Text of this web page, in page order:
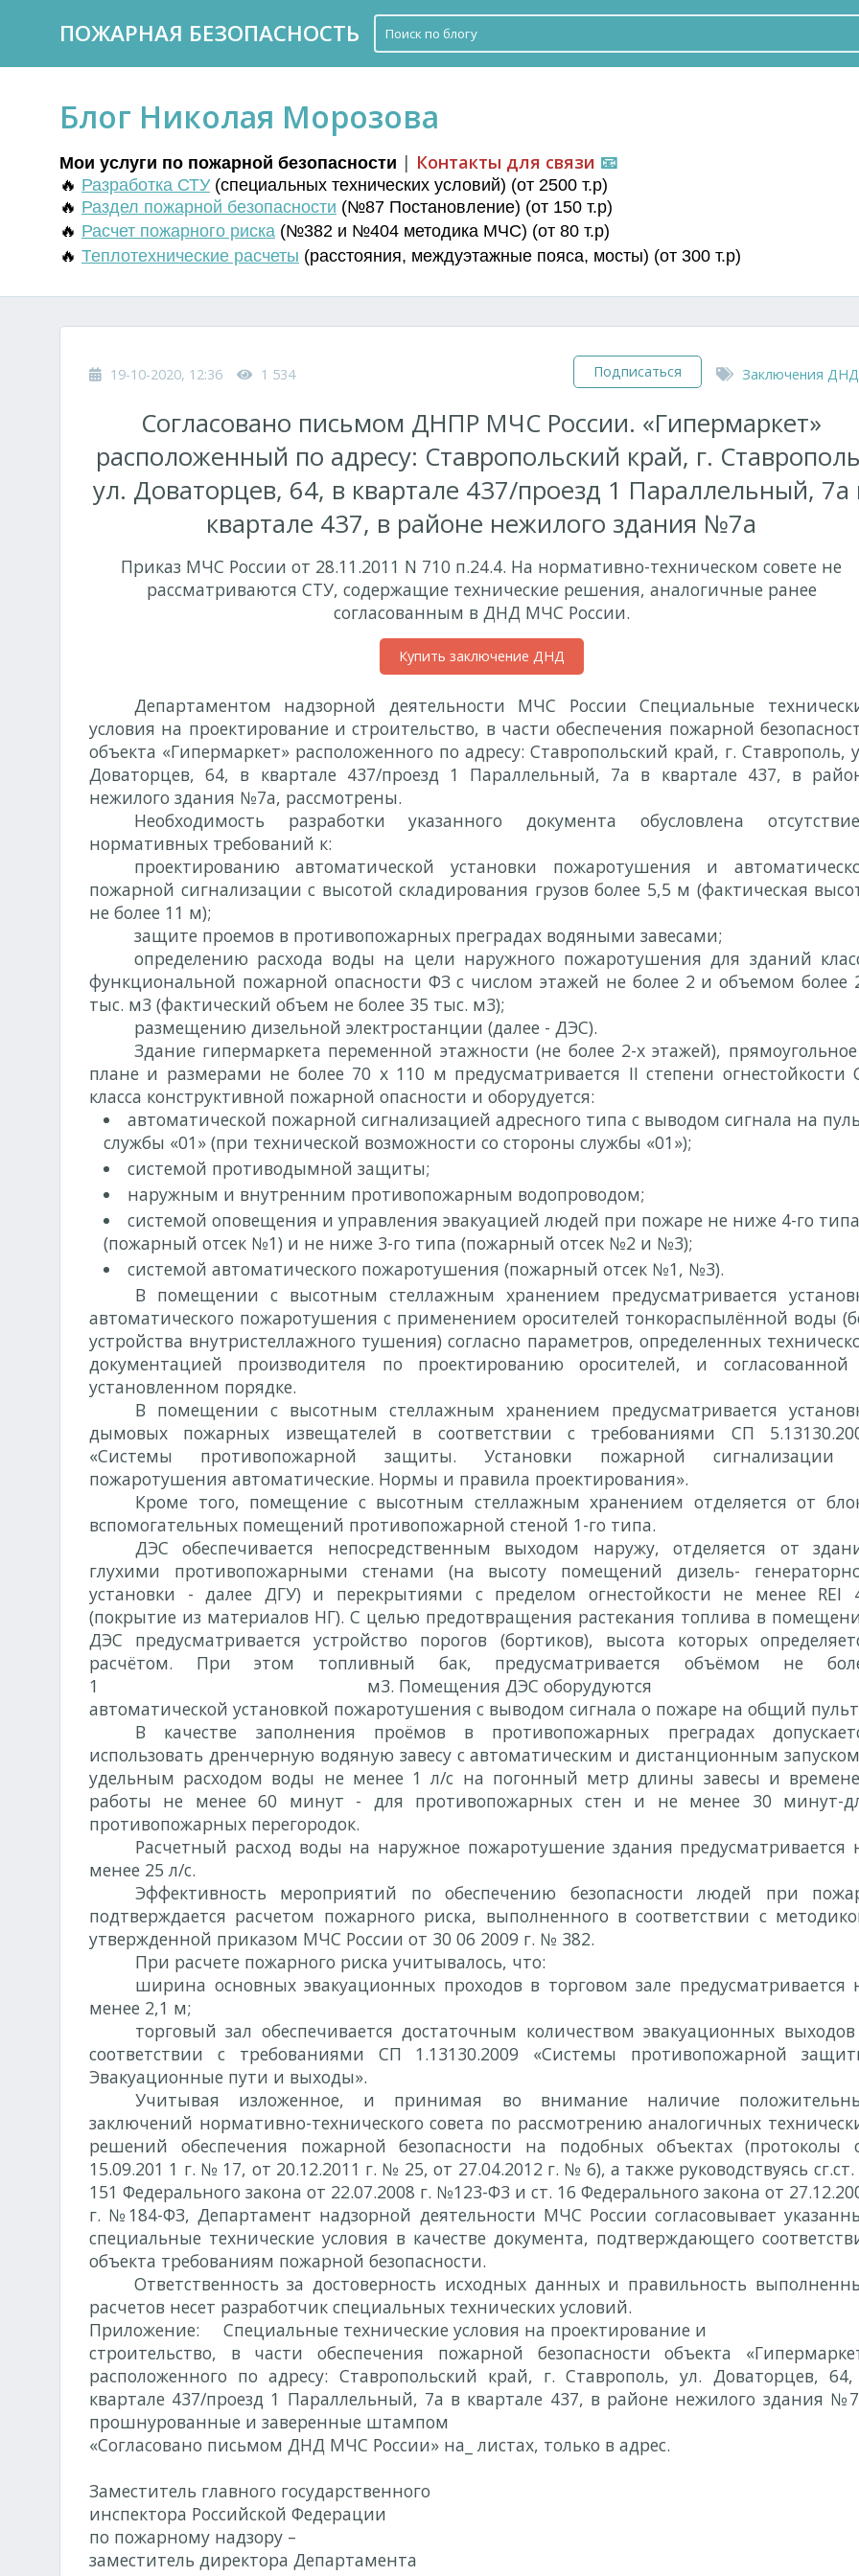
ПОЖАРНАЯ БЕЗОПАСНОСТЬ
Блог Николая Морозова
Мои услуги по пожарной безопасности | Контакты для связи 📧
🔥 Разработка СТУ (специальных технических условий) (от 2500 т.р)
🔥 Раздел пожарной безопасности (№87 Постановление) (от 150 т.р)
🔥 Расчет пожарного риска (№382 и №404 методика МЧС) (от 80 т.р)
🔥 Теплотехнические расчеты (расстояния, междуэтажные пояса, мосты) (от 300 т.р)
19-10-2020, 12:36 1 534 Подписаться Заключения ДНД
Согласовано письмом ДНПР МЧС России. «Гипермаркет»
расположенный по адресу: Ставропольский край, г.
ул. Доваторцев, 64, в квартале 437/проезд 1 Параллельный, 7а
квартале 437, в районе нежилого здания №7а
Приказ МЧС России от 28.11.2011 N 710 п.24.4. На нормативно-техническом совете не
рассматриваются СТУ, содержащие технические решения, аналогичные ранее
согласованным в ДНД МЧС России.
Купить заключение ДНД
Департаментом надзорной деятельности МЧС России Специальные
условия на проектирование и строительство, в части обеспечения пожарной
объекта «Гипермаркет» расположенного по адресу: Ставропольский край, г. Ставрополь,
Доваторцев, 64, в квартале 437/проезд 1 Параллельный, 7а в квартале 437, в
нежилого здания №7а, рассмотрены.
Необходимость разработки указанного документа обусловлена
нормативных требований к:
проектированию автоматической установки пожаротушения и
пожарной сигнализации с высотой складирования грузов более 5,5 м (фактическая
не более 11 м);
защите проемов в противопожарных преградах водяными завесами;
определению расхода воды на цели наружного пожаротушения для зданий
функциональной пожарной опасности ФЗ с числом этажей не более 2 и объемом более
тыс. м3 (фактический объем не более 35 тыс. м3);
размещению дизельной электростанции (далее - ДЭС).
Здание гипермаркета переменной этажности (не более 2-х этажей),
плане и размерами не более 70 х 110 м предусматривается II степени огнестойкости
класса конструктивной пожарной опасности и оборудуется:
автоматической пожарной сигнализацией адресного типа с выводом сигнала на
службы «01» (при технической возможности со стороны службы «01»);
системой противодымной защиты;
наружным и внутренним противопожарным водопроводом;
системой оповещения и управления эвакуацией людей при пожаре не ниже 4-го типа
(пожарный отсек №1) и не ниже 3-го типа (пожарный отсек №2 и №3);
системой автоматического пожаротушения (пожарный отсек №1, №3).
В помещении с высотным стеллажным хранением предусматривается
автоматического пожаротушения с применением оросителей тонкораспылённой воды
устройства внутристеллажного тушения) согласно параметров, определенных
документацией производителя по проектированию оросителей, и
установленном порядке.
В помещении с высотным стеллажным хранением предусматривается
дымовых пожарных извещателей в соответствии с требованиями СП
«Системы противопожарной защиты. Установки пожарной сигнализации
пожаротушения автоматические. Нормы и правила проектирования».
Кроме того, помещение с высотным стеллажным хранением отделяется от
вспомогательных помещений противопожарной стеной 1-го типа.
ДЭС обеспечивается непосредственным выходом наружу, отделяется от
глухими противопожарными стенами (на высоту помещений дизель-
установки - далее ДГУ) и перекрытиями с пределом огнестойкости не менее REI
(покрытие из материалов НГ). С целью предотвращения растекания топлива в
ДЭС предусматривается устройство порогов (бортиков), высота которых
расчётом. При этом топливный бак, предусматривается объёмом не
1 м3. Помещения ДЭС оборудуются
автоматической установкой пожаротушения с выводом сигнала о пожаре на общий
В качестве заполнения проёмов в противопожарных преградах
использовать дренчерную водяную завесу с автоматическим и дистанционным
удельным расходом воды не менее 1 л/с на погонный метр длины завесы и
работы не менее 60 минут - для противопожарных стен и не менее 30 минут-
противопожарных перегородок.
Расчетный расход воды на наружное пожаротушение здания предусматривается
менее 25 л/с.
Эффективность мероприятий по обеспечению безопасности людей при
подтверждается расчетом пожарного риска, выполненного в соответствии с
утвержденной приказом МЧС России от 30 06 2009 г. № 382.
При расчете пожарного риска учитывалось, что:
ширина основных эвакуационных проходов в торговом зале предусматривается
менее 2,1 м;
торговый зал обеспечивается достаточным количеством эвакуационных
соответствии с требованиями СП 1.13130.2009 «Системы противопожарной
Эвакуационные пути и выходы».
Учитывая изложенное, и принимая во внимание наличие
заключений нормативно-технического совета по рассмотрению аналогичных
решений обеспечения пожарной безопасности на подобных объектах (протоколы
15.09.201 1 г. № 17, от 20.12.2011 г. № 25, от 27.04.2012 г. № 6), а также руководствуясь сг.ст.
151 Федерального закона от 22.07.2008 г. №123-Ф3 и ст. 16 Федерального закона от
г. №184-ФЗ, Департамент надзорной деятельности МЧС России согласовывает
специальные технические условия в качестве документа, подтверждающего
объекта требованиям пожарной безопасности.
Ответственность за достоверность исходных данных и правильность
расчетов несет разработчик специальных технических условий.
Приложение: Специальные технические условия на проектирование и
строительство, в части обеспечения пожарной безопасности объекта
расположенного по адресу: Ставропольский край, г. Ставрополь, ул. Доваторцев,
квартале 437/проезд 1 Параллельный, 7а в квартале 437, в районе нежилого здания
прошнурованные и заверенные штампом
«Согласовано письмом ДНД МЧС России» на_ листах, только в адрес.
Заместитель главного государственного
инспектора Российской Федерации
по пожарному надзору –
заместитель директора Департамента